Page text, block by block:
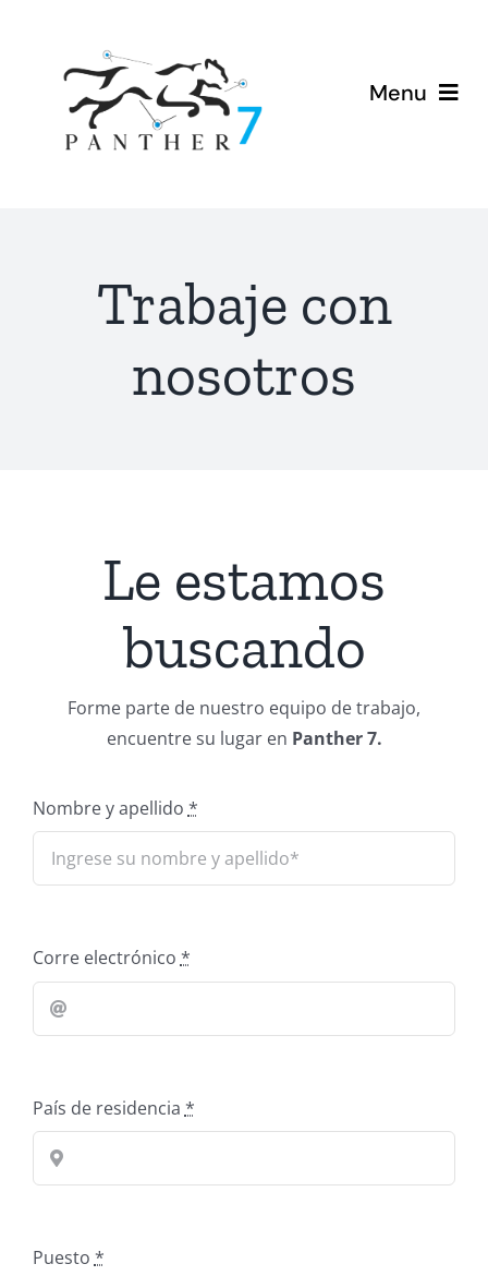
contenido
Menu
Invertir
Ofertar
Mi cuenta
Trabaje con
nosotros
Le estamos
buscando
Forme parte de nuestro equipo de trabajo,
encuentre su lugar en Panther 7.
Nombre y apellido *
Corre electrónico *
País de residencia *
Puesto *